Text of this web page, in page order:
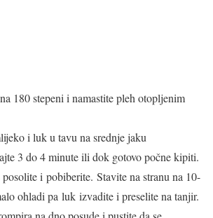
na 180 stepeni i namastite pleh otopljenim
i luk u tavu na srednje jaku
3 do 4 minute ili dok gotovo počne kipiti.
i pobiberite. Stavite na stranu na 10-
ohladi pa luk izvadite i preselite na tanjir.